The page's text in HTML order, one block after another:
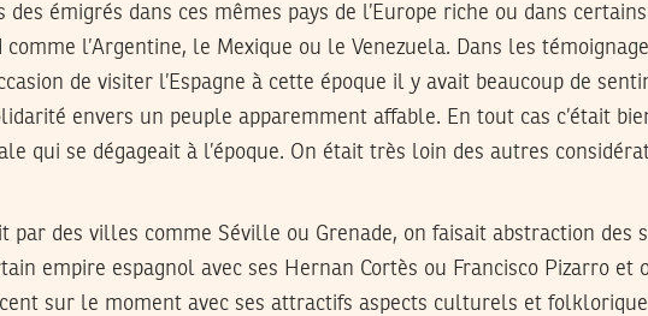
des émigrés dans ces mêmes pays de l’Europe riche ou dans
comme l’Argentine, le Mexique ou le Venezuela. Dans les
de visiter l’Espagne à cette époque il y avait beaucoup de
envers un peuple apparemment affable. En tout cas c’était
qui se dégageait à l’époque. On était très loin des autres
par des villes comme Séville ou Grenade, on faisait abstraction des
empire espagnol avec ses Hernan Cortès ou Francisco Pizarro et
sur le moment avec ses attractifs aspects culturels et